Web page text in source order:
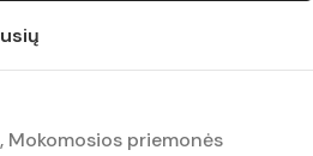
, Mokomosios priemonės